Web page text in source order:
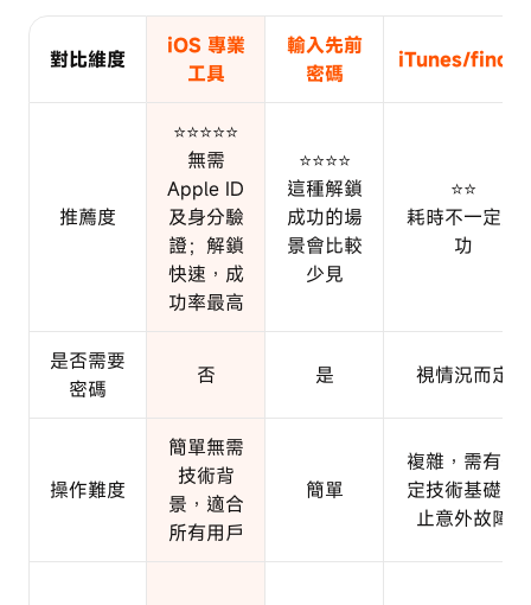
對比維度
iOS 專業
工具
輸入先前
密碼
iTunes/finder
推薦度
⭐⭐⭐⭐⭐
無需
Apple ID
及身分驗
證；解鎖
快速，成
功率最高
⭐⭐⭐⭐
這種解鎖
成功的場
景會比較
少見
⭐⭐
耗時不一定成
功
是否需要
密碼
否 是 視情況而定
操作難度
簡單無需
技術背
景，適合
所有用戶
簡單
複雜，需有一
定技術基礎防
止意外故障